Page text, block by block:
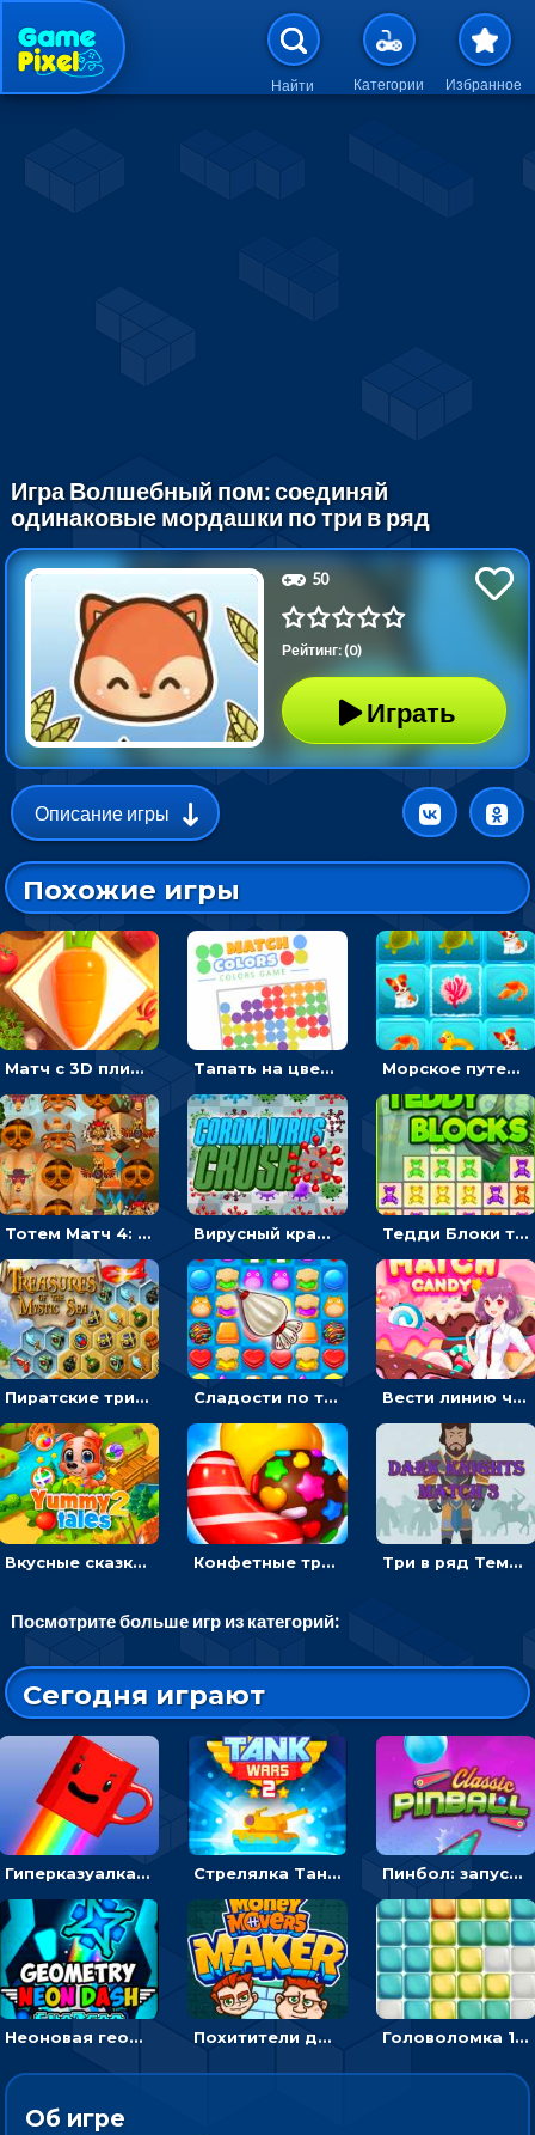
Перейти к основному
Найти Категории Избранное
Игра Волшебный пом: соединяй
одинаковые мордашки по три в ряд
50
Рейтинг: (0)
Играть
Описание игры
Похожие игры
Матч с 3D плитками: раскладывать одинаковые предметы в окошки по три в ряд Тапать на цветные точки, чтобы взрывать одинаковые - три в ряд Морское путешествие: двигай блоки, чтобы соединять одинаковые по три в ря
Тотем Матч 4: двигать символы по три в ряд Вирусный краш: перемещать три в ряд одинаковые вирусы Тедди Блоки три в ряд: кликать и выбивать одинаковых мишек
Пиратские три в ряд: двигать и собирать шестиугольники с сокровищами Сладости по три в ряд: перемещать конфеты, чтобы взорвать линию Вести линию через одинаковые конфеты на время, чтобы зарабатывать звезды - три в ряд
Вкусные сказки 2: переставлять фрукты по три в ряд и кормить животных Конфетные три в ряд: соединять и взрывать одинаковые сладости Три в ряд Темный рыцарь: двигать одинаковых воинов в строй
Посмотрите больше игр из категорий:
Сегодня играют
Гиперказуалка Летающая чашка кофе: двигаться и собирать кубики сахара Стрелялка Танковые войны: бить по танку врага, чтобы уничтожить зло Пинбол: запускать шарик, чтобы выбивать очки
Неоновая геометрия: прыгай через препятствия и собирай шары Похитители денег: управляйте друзьями и соберите все мешки с долларами Головоломка 10х10
Об игре